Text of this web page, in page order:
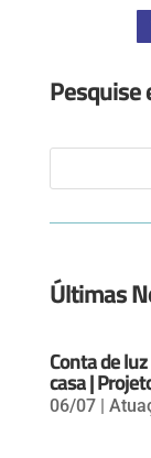
Pesquise
Últimas
Conta de
casa |
06/07|